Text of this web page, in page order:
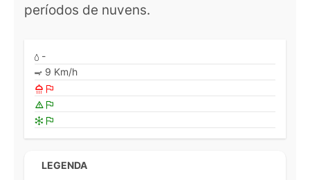
períodos de nuvens.
-
9 Km/h
LEGENDA